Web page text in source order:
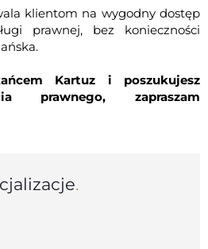
klientom na wygodny dostęp
prawnej, bez konieczności
Kartuz i poszukujesz
prawnego, zapraszam
.